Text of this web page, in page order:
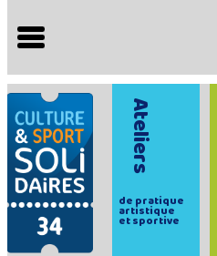
Ateliers
de pratique
artistique
et sportive